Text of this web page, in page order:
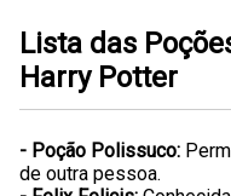
Lista das
Harry Potter
- Poção Polissuco:
de outra pessoa.